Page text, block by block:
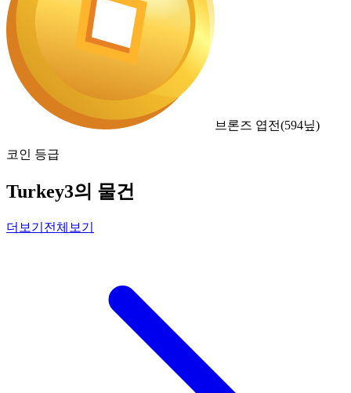
브론즈 엽전(594닢)
코인 등급
Turkey3의 물건
더보기 전체보기